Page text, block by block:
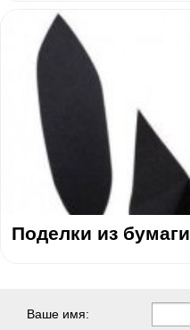
Поделки из бумаги
Ваше имя: